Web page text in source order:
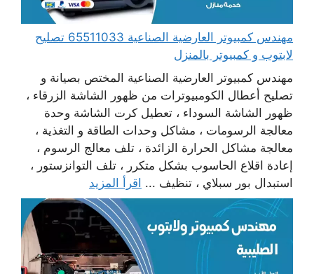
مهندس كمبيوتر العارضية الصناعية 65511033 تصليح
لابتوب و كمبيوتر بالمنزل
مهندس كمبيوتر العارضية الصناعية المختص بصيانة و
تصليح أعطال الكومبيوترات من ظهور الشاشة الزرقاء ،
ظهور الشاشة السوداء ، تعطيل كرت الشاشة وحدة
معالجة الرسومات ، مشاكل وحدات الطاقة و التغذية ،
معالجة مشاكل الحرارة الزائدة ، تلف معالج الرسوم ،
إعادة اقلاع الحاسوب بشكل متكرر ، تلف التوانزستور ،
استبدال بور سبلاي ، تنظيف ... اقرأ المزيد